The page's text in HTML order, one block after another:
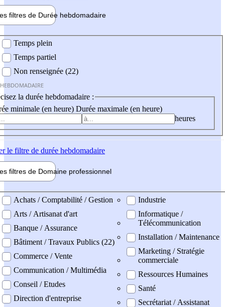
filtres de Durée hebdomadaire
Temps plein
Temps partiel
Non renseignée (22)
la durée hebdomadaire :
minimale (en heure) Durée maximale (en heure)
heures
le filtre de durée hebdomadaire
filtres de Domaine professionnel
professionel
Achats / Comptabilité / Gestion
Arts / Artisanat d'art
Banque / Assurance
Bâtiment / Travaux Publics (22)
Commerce / Vente
Communication / Multimédia
Conseil / Etudes
Direction d'entreprise
Industrie
Informatique /
Télécommunication
Installation / Maintenance
Marketing / Stratégie
commerciale
Ressources Humaines
Santé
Secrétariat / Assistanat